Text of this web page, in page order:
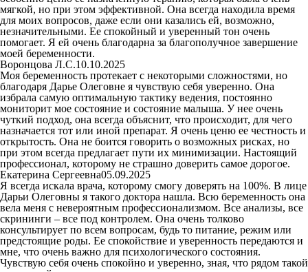
мягкой, но при этом эффективной. Она всегда находила время
для моих вопросов, даже если они казались ей, возможно,
незначительными. Ее спокойный и уверенный тон очень
помогает. Я ей очень благодарна за благополучное завершение
моей беременности.
Воронцова Л.С.10.10.2025
Моя беременность протекает с некоторыми сложностями, но
благодаря Дарье Олеговне я чувствую себя уверенно. Она
избрала самую оптимальную тактику ведения, постоянно
мониторит мое состояние и состояние малыша. У нее очень
чуткий подход, она всегда объяснит, что происходит, для чего
назначается тот или иной препарат. Я очень ценю ее честность и
открытость. Она не боится говорить о возможных рисках, но
при этом всегда предлагает пути их минимизации. Настоящий
профессионал, которому не страшно доверить самое дорогое.
Екатерина Сергеевна05.09.2025
Я всегда искала врача, которому смогу доверять на 100%. В лице
Дарьи Олеговны я такого доктора нашла. Всю беременность она
вела меня с невероятным профессионализмом. Все анализы, все
скрининги – все под контролем. Она очень толково
консультирует по всем вопросам, будь то питание, режим или
предстоящие роды. Ее спокойствие и уверенность передаются и
мне, что очень важно для психологического состояния.
Чувствую себя очень спокойно и уверенно, зная, что рядом такой